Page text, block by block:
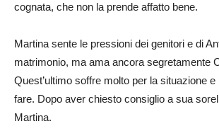
cognata, che non la prende affatto bene.
Martina sente le pressioni dei genitori e di
matrimonio, ma ama ancora segretamente
Quest’ultimo soffre molto per la situazione
fare. Dopo aver chiesto consiglio a sua
Martina.